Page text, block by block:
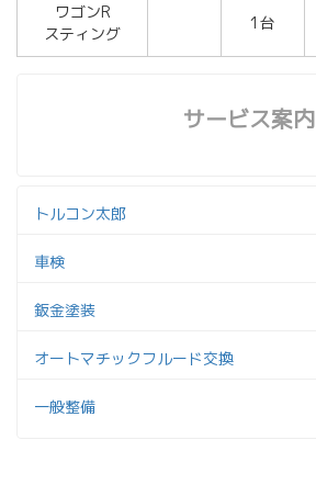
ワゴンR
スティング
1台
サービス案内
トルコン太郎
車検
鈑金塗装
オートマチックフルード交換
一般整備